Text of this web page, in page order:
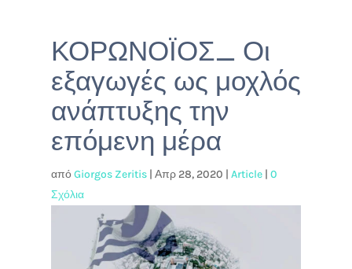
ΚΟΡΩΝΟΪΟΣ_ Οι
εξαγωγές ως μοχλός
ανάπτυξης την
επόμενη μέρα
απόGiorgos Zeritis| Απρ 28, 2020 | Article| 0
Σχόλια